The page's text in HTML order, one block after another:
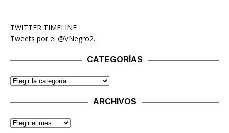
TWITTER TIMELINE
Tweets por el @VNegro2.
CATEGORÍAS
ARCHIVOS